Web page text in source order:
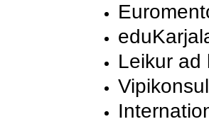
Leikur ad